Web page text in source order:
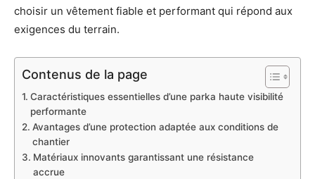
choisir un vêtement fiable et performant qui répond aux
exigences du terrain.
Contenus de la page
Caractéristiques essentielles d’une parka haute visibilité
performante
Avantages d’une protection adaptée aux conditions de
chantier
Matériaux innovants garantissant une résistance
accrue